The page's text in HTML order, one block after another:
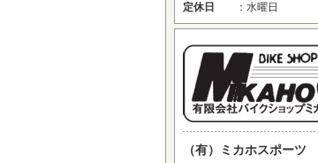
定休日
： 水曜日
（有）ミカホスポーツ